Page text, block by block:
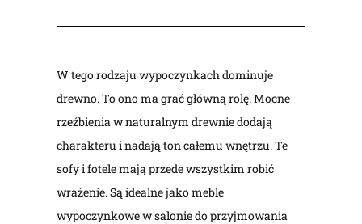
W tego rodzaju wypoczynkach dominuje
drewno. To ono ma grać główną rolę. Mocne
rzeźbienia w naturalnym drewnie dodają
charakteru i nadają ton całemu wnętrzu. Te
sofy i fotele mają przede wszystkim robić
wrażenie. Są idealne jako meble
wypoczynkowe w salonie do przyjmowania